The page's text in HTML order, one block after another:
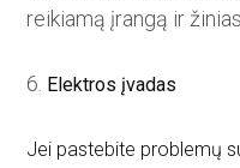
reikiamą įrangą ir žinias.
6. Elektros įvadas
Jei pastebite problemų